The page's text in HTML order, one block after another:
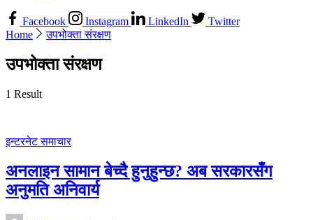
Facebook Instagram LinkedIn
Twitter
Home
उपभोक्ता संरक्षण
उपभोक्ता संरक्षण
1 Result
इन्टरनेटसमाचार
अनलाइन सामान बेच्दै हुनुहुन्छ? अब सरकारसँग
अनुमति अनिवार्य